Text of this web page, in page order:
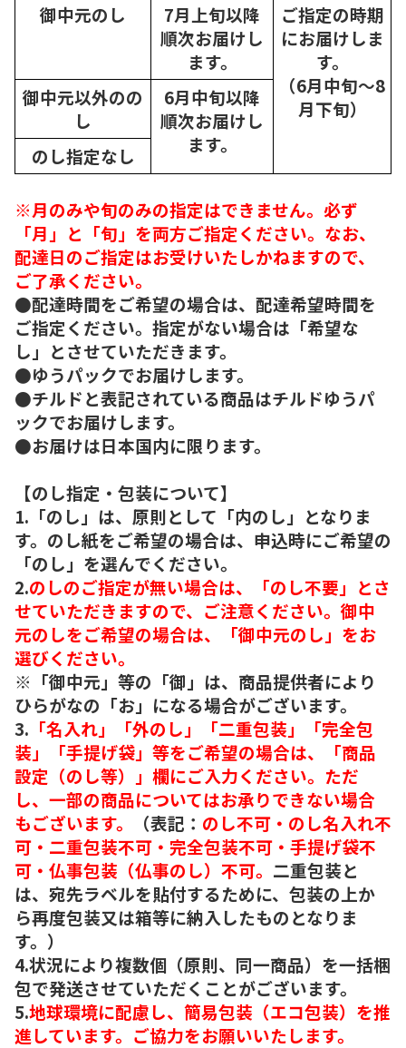
御中元のし
7月上旬以降
順次お届けし
ます。
ご指定の時期
にお届けしま
す。
（6月中旬～8
月下旬）
御中元以外のの
し
6月中旬以降
順次お届けし
ます。
のし指定なし
※月のみや旬のみの指定はできません。必ず
「月」と「旬」を両方ご指定ください。なお、
配達日のご指定はお受けいたしかねますので、
ご了承ください。
●配達時間をご希望の場合は、配達希望時間を
ご指定ください。指定がない場合は「希望な
し」とさせていただきます。
●ゆうパックでお届けします。
●チルドと表記されている商品はチルドゆうパ
ックでお届けします。
●お届けは日本国内に限ります。
【のし指定・包装について】
1.「のし」は、原則として「内のし」となりま
す。のし紙をご希望の場合は、申込時にご希望の
「のし」を選んでください。
2.のしのご指定が無い場合は、「のし不要」とさ
せていただきますので、ご注意ください。御中
元のしをご希望の場合は、「御中元のし」をお
選びください。
※「御中元」等の「御」は、商品提供者により
ひらがなの「お」になる場合がございます。
3. 「名入れ」「外のし」「二重包装」「完全包
装」「手提げ袋」等をご希望の場合は、「商品
設定（のし等）」欄にご入力ください。ただ
し、一部の商品についてはお承りできない場合
もございます。
（表記： のし不可・のし名入れ不
可・二重包装不可・完全包装不可・手提げ袋不
可・仏事包装（仏事のし）不可。 二重包装と
は、宛先ラベルを貼付するために、包装の上か
ら再度包装又は箱等に納入したものとなりま
す。）
4.状況により複数個（原則、同一商品）を一括梱
包で発送させていただくことがございます。
5.地球環境に配慮し、簡易包装（エコ包装）を推
進しています。ご協力をお願いいたします。